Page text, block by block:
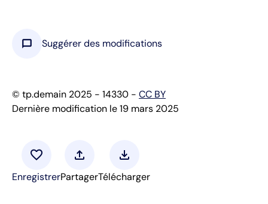
chat_bubble Suggérer des modifications
© tp.demain 2025 - 14330 - CC BY
Dernière modification le 19 mars 2025
favorite
Enregistrer
upload
Partager
download
Télécharger